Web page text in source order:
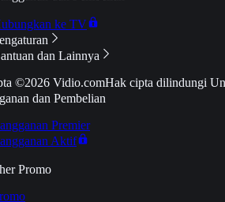
ke TV
dan Lainnya
©2026 Vidio.comHak cipta dilindungi
dan Pembelian
Premier
Aktif
Promo